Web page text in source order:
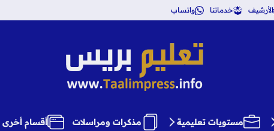
الأرشيف خدماتنا واتساب
تعليم بريس TaalimPress
مستويات تعليمية مذكرات ومراسلات أقسام أخرى